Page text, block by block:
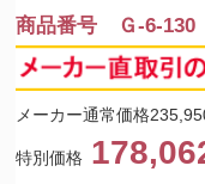
商品番号 Ｇ-6-130
メーカー通常価格
特別価格